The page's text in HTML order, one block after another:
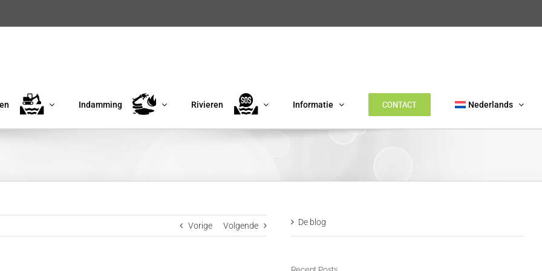
Indamming Rivieren Informatie CONTACT Nederlands
Vorige Volgende De blog